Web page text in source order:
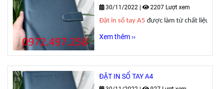
30/11/2022 | 2207 Lượt xem
Đặt in sổ tay A5 được làm từ chất liệu da
Xem thêm ››
ĐẶT IN SỔ TAY A4